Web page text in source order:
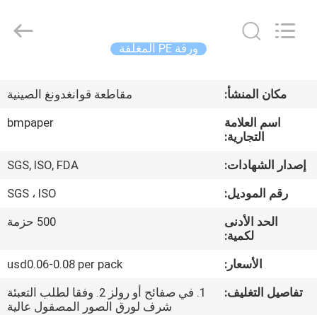
المنتجات
معلومات
المصنع
BMPAPER
CO.,LTD.
ورقة PE المغلفة
مكان المنشأ:
مقاطعة قوانغدونغ الصينية
اسم العلامة
التجارية:
bmpaper
إصدار الشهادات:
SGS, ISO, FDA
رقم الموديل:
SGS ، ISO
الحد الأدنى
لكمية:
500 حزمة
الأسعار:
usd0.06-0.08 per pack
تفاصيل التغليف:
1. في صفائح أو رولز 2. وفقا لطلب التعبئة
شرف لورق الصور المصقول عالية